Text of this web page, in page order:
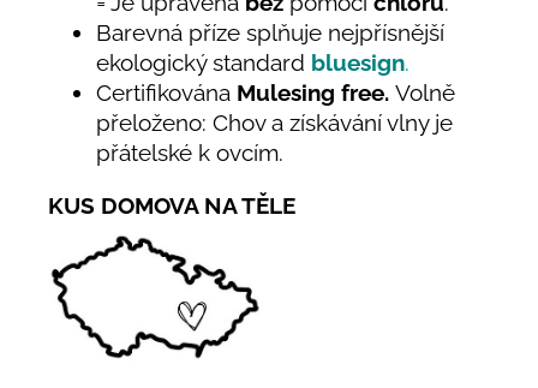
Barevná příze splňuje nejpřísnější
ekologický standard bluesign.
Certifikována Mulesing free. Volně
přeloženo: Chov a získávání vlny je
přátelské k ovcím.
KUS DOMOVA NA TĚLE